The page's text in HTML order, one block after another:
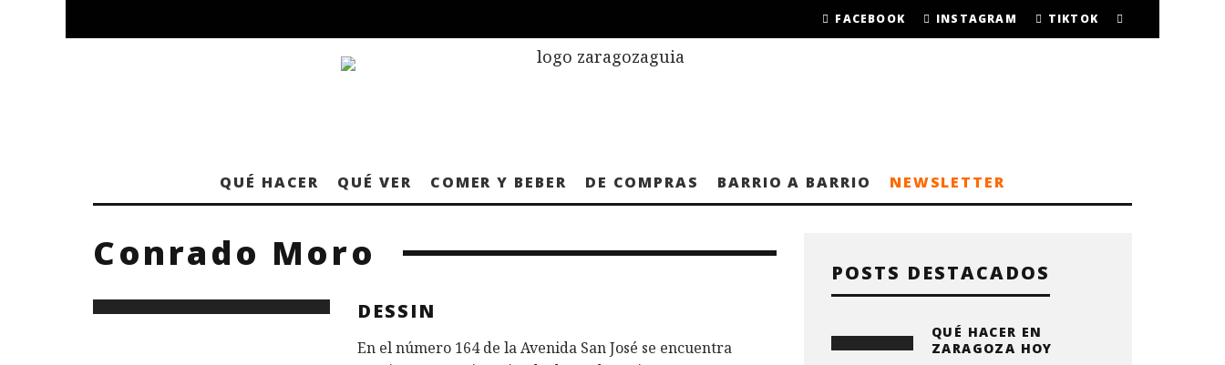
FACEBOOK INSTAGRAM TIKTOK
QUÉ HACER QUÉ VER COMER Y BEBER DE COMPRAS BARRIO A BARRIO NEWSLETTER
Conrado Moro
DESSIN
En el número 164 de la Avenida San José se encuentra
POSTS DESTACADOS
QUÉ HACER EN
ZARAGOZA HOY